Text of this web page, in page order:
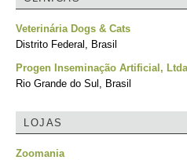
Veterinária Dogs & Cats
Distrito Federal, Brasil
Progen Inseminação Artificial, Ltda
Rio Grande do Sul, Brasil
LOJAS
Zoomania